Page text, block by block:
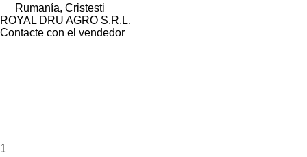
Rumanía, Cristesti
ROYAL DRU AGRO S.R.L.
Contacte con el vendedor
1